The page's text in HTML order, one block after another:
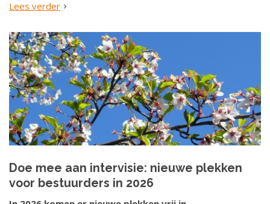
Lees verder
Doe mee aan intervisie: nieuwe plekken
voor bestuurders in 2026